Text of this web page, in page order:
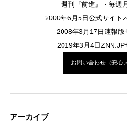
週刊『前進』・毎週
2000年6月5日公式サイト
2008年3月17日速報版
2019年3月4日ZNN.JP
お問い合わせ（安心
アーカイブ